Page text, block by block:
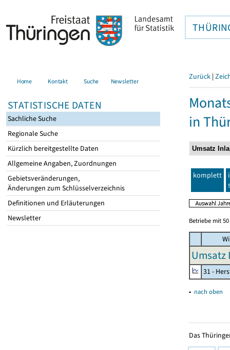
Home Kontakt Suche Newsletter
STATISTISCHE DATEN
Sachliche Suche
Regionale Suche
Kürzlich bereitgestellte Daten
Allgemeine Angaben, Zuordnungen
Gebietsveränderungen,
Änderungen zum Schlüsselverzeichnis
Definitionen und Erläuterungen
Newsletter
Zurück |
in
komplett
Betriebe mit
Umsatz
31 -
▴ nach oben
Das